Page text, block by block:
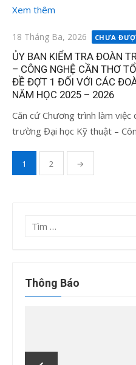
Xem thêm
Đăng
vào
18 Tháng Ba, 2026 CHƯA
ỦY BAN KIỂM TRA ĐOÀN
– CÔNG NGHỆ CẦN THƠ
ĐỀ ĐỢT 1 ĐỐI VỚI CÁC
NĂM HỌC 2025 – 2026
Căn cứ Chương trình làm
trường Đại học Kỹ thuật –
Điều
hướng
1 2 →
Tìm
Thông Báo